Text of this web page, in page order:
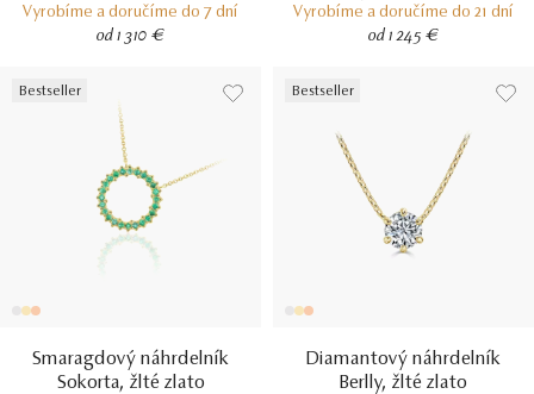
Vyrobíme a doručíme do 7 dní
od 1 310 €
Vyrobíme a doručíme do 21 dní
od 1 245 €
Bestseller
Smaragdový náhrdelník
Sokorta, žlté zlato
Bestseller
Diamantový náhrdelník
Berlly, žlté zlato